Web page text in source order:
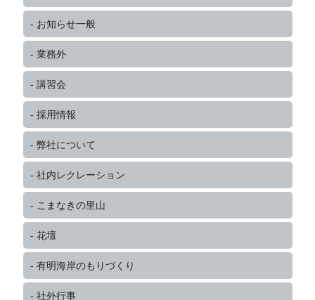
お知らせ一般
業務外
講習会
採用情報
弊社について
社内レクレーション
こまなきの里山
花壇
有明海岸のもりづくり
社外行事